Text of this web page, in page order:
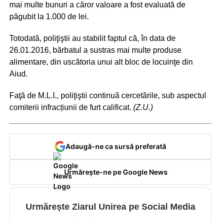
mai multe bunuri a căror valoare a fost evaluată de
păgubit la 1.000 de lei.
Totodată, poliţiştii au stabilit faptul că, în data de
26.01.2016, bărbatul a sustras mai multe produse
alimentare, din uscătoria unui alt bloc de locuinţe din
Aiud.
Faţă de M.L.I., poliţiştii continuă cercetările, sub aspectul
comiterii infracțiunii de furt calificat. (Z.U.)
Adaugă-ne ca sursă preferată
Urmărește-ne pe Google News
Urmărește Ziarul Unirea pe Social Media